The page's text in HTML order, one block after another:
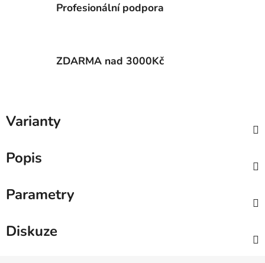
Profesionální podpora
ZDARMA nad 3000Kč
Varianty
Popis
Parametry
Diskuze